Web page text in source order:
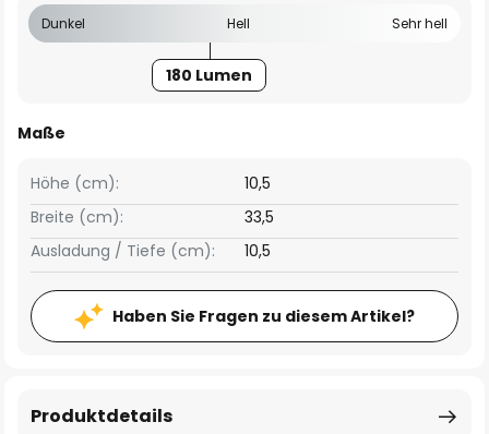
Dunkel Hell Sehr hell
180 Lumen
Maße
Breite (cm): 33,5
Höhe (cm): 10,5
Ausladung / Tiefe (cm): 10,5
Haben Sie Fragen zu diesem Artikel?
Produktdetails